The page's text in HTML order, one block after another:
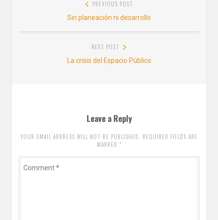
entradas
PREVIOUS POST
Previous
post:
Sin planeación ni desarrollo
NEXT POST
Next
La crisis del Espacio Público
Leave a Reply
YOUR EMAIL ADDRESS WILL NOT BE PUBLISHED. REQUIRED FIELDS ARE
MARKED *